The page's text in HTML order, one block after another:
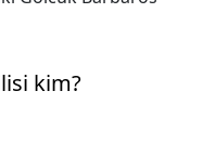
kim?